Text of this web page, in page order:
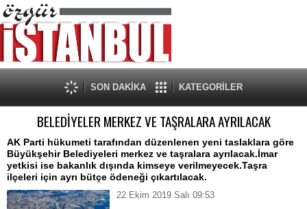
SON DAKİKA KATEGORİLER
BELEDİYELER MERKEZ VE TAŞRALARA AYRILACAK
AK Parti hükumeti tarafından düzenlenen yeni taslaklara göre
Büyükşehir Belediyeleri merkez ve taşralara ayrılacak.İmar
yetkisi ise bakanlık dışında kimseye verilmeyecek.Taşra
ilçeleri için ayrı bütçe ödeneği çıkartılacak.
22 Ekim 2019 Salı 09:53